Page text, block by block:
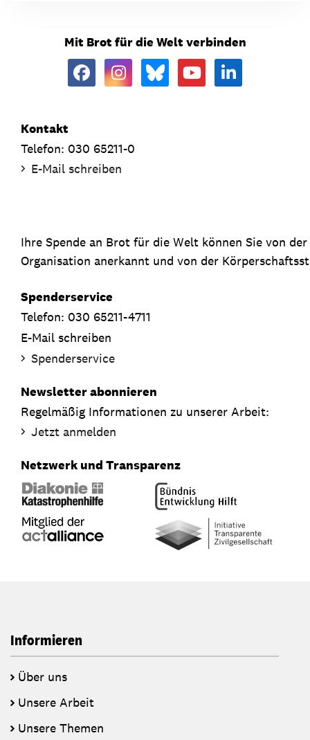
Mit Brot für die Welt verbinden
Kontakt
Telefon: 030 65211-0
E-Mail schreiben
Ihre Spende an Brot für die Welt können Sie von
Organisation anerkannt und von der
Spenderservice
Telefon: 030 65211-4711
E-Mail schreiben
Spenderservice
Newsletter abonnieren
Regelmäßig Informationen zu unserer Arbeit:
Jetzt anmelden
Netzwerk und Transparenz
Informieren
Über uns
Unsere Arbeit
Unsere Themen